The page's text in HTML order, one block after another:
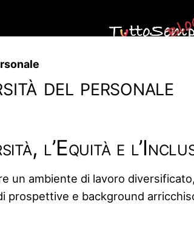
del personale
l’Equità e
un ambiente di lavoro
prospettive e background